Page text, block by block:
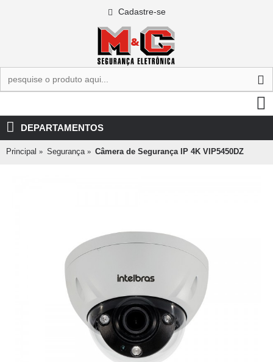
Cadastre-se
DEPARTAMENTOS
Principal Segurança Câmera de Segurança IP 4K VIP5450DZ